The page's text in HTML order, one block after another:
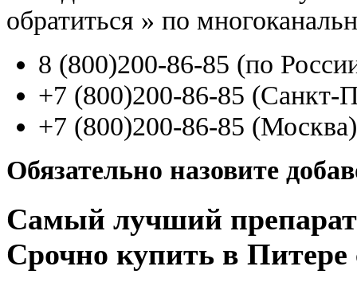
обратиться » по
8 (800)200-86-85 (по
+7 (800)200-86-85 (Санкт-
+7 (800)200-86-85 (Москва)
Обязательно назовите
Самый лучший
Срочно купить в Питере